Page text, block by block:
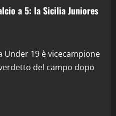
in Podcast
in Podcast: 26^ Puntata
a 5: la Sicilia Juniores
Under 19 è vicecampione
del campo dopo